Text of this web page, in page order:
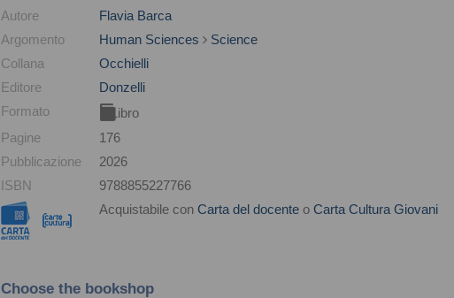
Autore
Flavia Barca
Argomento
Human Sciences
Science
Collana
Occhielli
Editore
Donzelli
Formato
Libro
Pagine
176
Pubblicazione
2026
ISBN
9788855227766
Acquistabile con Carta del docente o Carta Cultura Giovani
Choose the bookshop